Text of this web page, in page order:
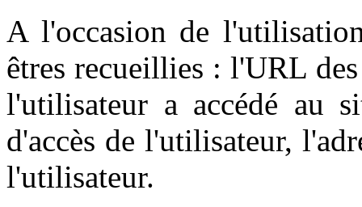
A l'occasion de
êtres recueillies : l'URL
l'utilisateur a accédé au
d'accès de l'utilisateur,
l'utilisateur.